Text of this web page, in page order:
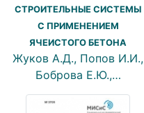
СТРОИТЕЛЬНЫЕ СИСТЕМЫ
С ПРИМЕНЕНИЕМ
ЯЧЕИСТОГО БЕТОНА
Жуков А.Д., Попов И.И.,
Боброва Е.Ю.,…